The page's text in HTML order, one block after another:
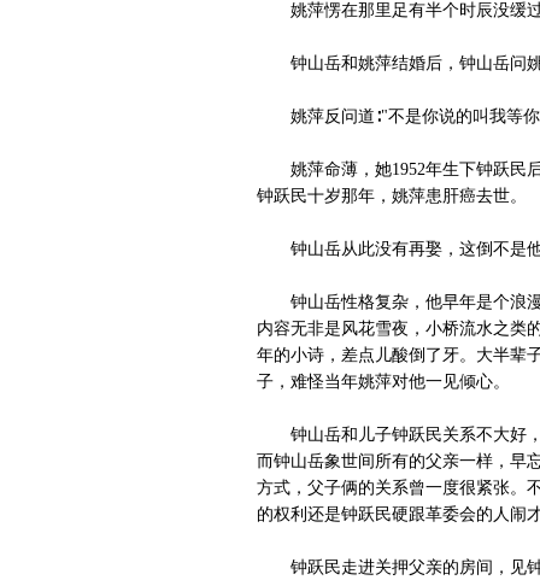
姚萍愣在那里足有半个时辰没缓
钟山岳和姚萍结婚后，钟山岳问姚
姚萍反问道∶"不是你说的叫我等
姚萍命薄，她1952年生下钟跃民后
钟跃民十岁那年，姚萍患肝癌去世。
钟山岳从此没有再娶，这倒不是他
钟山岳性格复杂，他早年是个浪漫
内容无非是风花雪夜，小桥流水之类
年的小诗，差点儿酸倒了牙。大半辈
子，难怪当年姚萍对他一见倾心。
钟山岳和儿子钟跃民关系不大好，
而钟山岳象世间所有的父亲一样，早
方式，父子俩的关系曾一度很紧张。
的权利还是钟跃民硬跟革委会的人闹
钟跃民走进关押父亲的房间，见钟